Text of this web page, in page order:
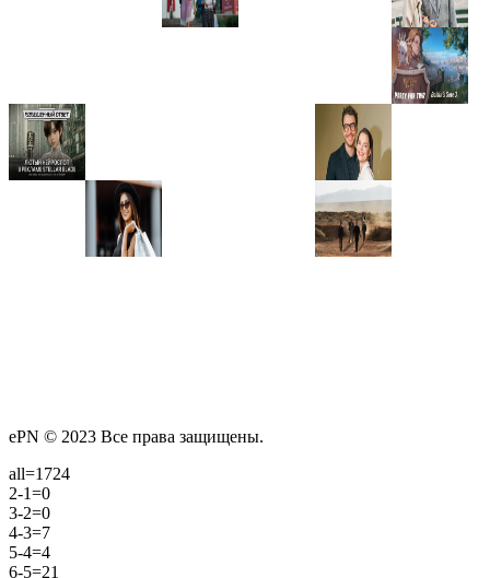
ePN © 2023 Все права защищены.
all=1724
2-1=0
3-2=0
4-3=7
5-4=4
6-5=21